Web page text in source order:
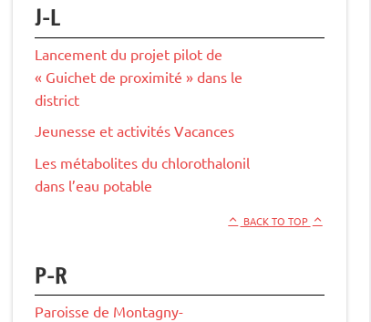
J-L
Lancement du projet pilot de
« Guichet de proximité » dans le
district
Jeunesse et activités Vacances
Les métabolites du chlorothalonil
dans l’eau potable
BACK TO TOP
P-R
Paroisse de Montagny-